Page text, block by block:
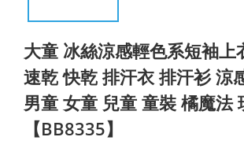
大童 冰絲涼感輕色系短袖上
速乾 快乾 排汗衣 排汗衫 涼
男童 女童 兒童 童裝 橘魔法
【BB8335】